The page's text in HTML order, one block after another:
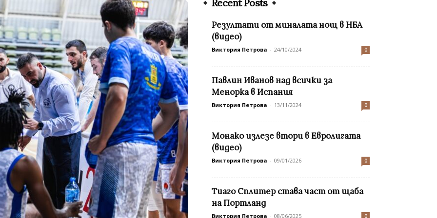
Recent Posts
Резултати от миналата нощ в НБА
(видео)
Виктория Петрова - 24/10/2024 0
Павлин Иванов над всички за
Менорка в Испания
Виктория Петрова - 13/11/2024 0
Монако излезе втори в Евролигата
(видео)
Виктория Петрова - 09/01/2026 0
Тиаго Сплитер става част от щаба
на Портланд
Виктория Петрова - 08/06/2025 0